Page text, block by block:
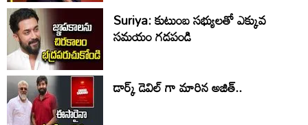
Suriya: కుటుంబ సభ్యులతో ఎక్కువ
సమయం గడపండి
డార్క్ డెవిల్ గా మారిన అజిత్..